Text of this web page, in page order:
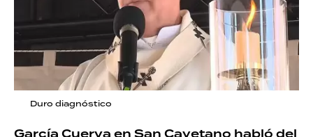
Duro diagnóstico